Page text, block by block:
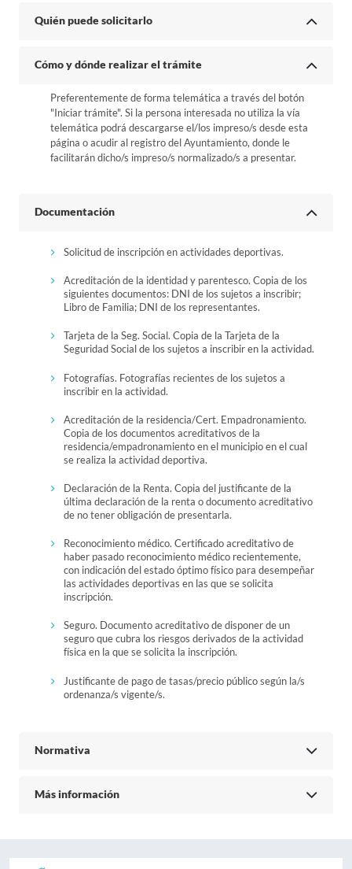
Quién puede solicitarlo
Cómo y dónde realizar el trámite
Preferentemente de forma telemática a través del botón
"Iniciar trámite". Si la persona interesada no utiliza la vía
telemática podrá descargarse el/los impreso/s desde esta
página o acudir al registro del Ayuntamiento, donde le
facilitarán dicho/s impreso/s normalizado/s a presentar.
Documentación
Solicitud de inscripción en actividades deportivas.
Acreditación de la identidad y parentesco. Copia de los
siguientes documentos: DNI de los sujetos a inscribir;
Libro de Familia; DNI de los representantes.
Tarjeta de la Seg. Social. Copia de la Tarjeta de la
Seguridad Social de los sujetos a inscribir en la actividad.
Fotografías. Fotografías recientes de los sujetos a
inscribir en la actividad.
Acreditación de la residencia/Cert. Empadronamiento.
Copia de los documentos acreditativos de la
residencia/empadronamiento en el municipio en el cual
se realiza la actividad deportiva.
Declaración de la Renta. Copia del justificante de la
última declaración de la renta o documento acreditativo
de no tener obligación de presentarla.
Reconocimiento médico. Certificado acreditativo de
haber pasado reconocimiento médico recientemente,
con indicación del estado óptimo físico para desempeñar
las actividades deportivas en las que se solicita
inscripción.
Seguro. Documento acreditativo de disponer de un
seguro que cubra los riesgos derivados de la actividad
física en la que se solicita la inscripción.
Justificante de pago de tasas/precio público según la/s
ordenanza/s vigente/s.
Normativa
Más información